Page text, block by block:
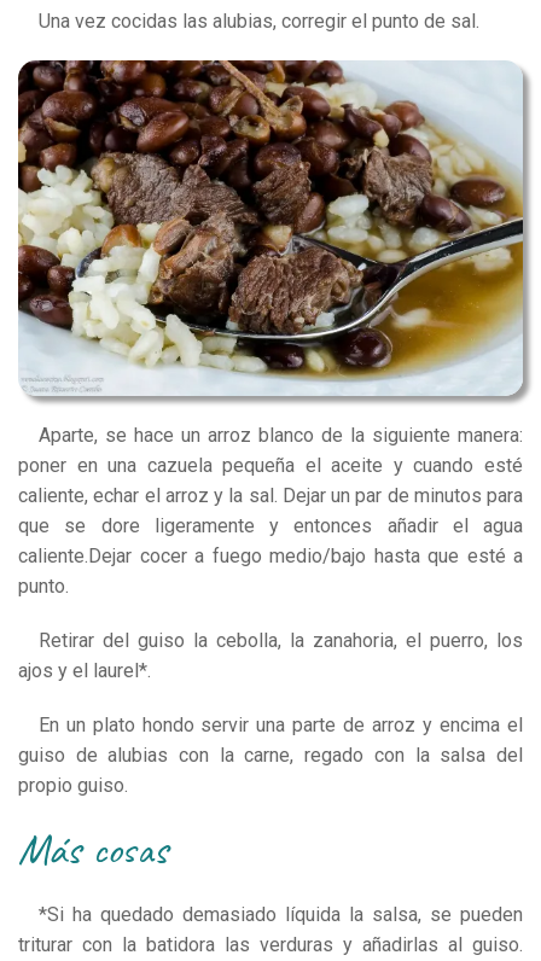
Una vez cocidas las alubias, corregir el punto de sal.
Aparte, se hace un arroz blanco de la siguiente manera:
poner en una cazuela pequeña el aceite y cuando esté
caliente, echar el arroz y la sal. Dejar un par de minutos para
que se dore ligeramente y entonces añadir el agua
caliente.Dejar cocer a fuego medio/bajo hasta que esté a
punto.
Retirar del guiso la cebolla, la zanahoria, el puerro, los
ajos y el laurel*.
En un plato hondo servir una parte de arroz y encima el
guiso de alubias con la carne, regado con la salsa del
propio guiso.
más cosas
*Si ha quedado demasiado líquida la salsa, se pueden
triturar con la batidora las verduras y añadirlas al guiso.